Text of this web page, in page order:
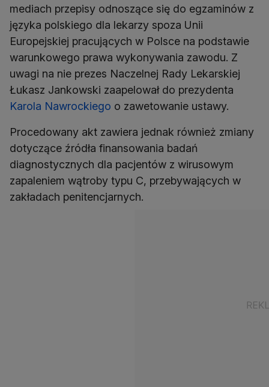
mediach przepisy odnoszące się do egzaminów z
języka polskiego dla lekarzy spoza Unii
Europejskiej pracujących w Polsce na podstawie
warunkowego prawa wykonywania zawodu. Z
uwagi na nie prezes Naczelnej Rady Lekarskiej
Łukasz Jankowski zaapelował do prezydenta
Karola Nawrockiego o zawetowanie ustawy.
Procedowany akt zawiera jednak również zmiany
dotyczące źródła finansowania badań
diagnostycznych dla pacjentów z wirusowym
zapaleniem wątroby typu C, przebywających w
zakładach penitencjarnych.